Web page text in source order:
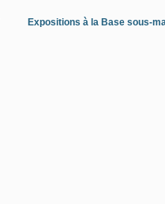
Expositions à la Base sous-